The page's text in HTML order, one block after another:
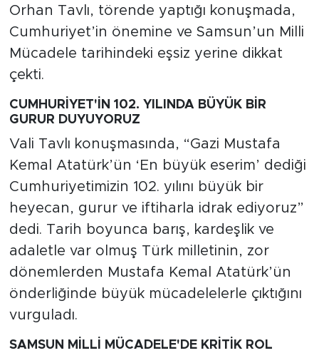
Orhan Tavlı, törende yaptığı konuşmada,
Cumhuriyet’in önemine ve Samsun’un Milli
Mücadele tarihindeki eşsiz yerine dikkat
çekti.
CUMHURİYET'İN 102. YILINDA BÜYÜK BİR
GURUR DUYUYORUZ
Vali Tavlı konuşmasında, “Gazi Mustafa
Kemal Atatürk’ün ‘En büyük eserim’ dediği
Cumhuriyetimizin 102. yılını büyük bir
heyecan, gurur ve iftiharla idrak ediyoruz”
dedi. Tarih boyunca barış, kardeşlik ve
adaletle var olmuş Türk milletinin, zor
dönemlerden Mustafa Kemal Atatürk’ün
önderliğinde büyük mücadelelerle çıktığını
vurguladı.
SAMSUN MİLLİ MÜCADELE'DE KRİTİK ROL